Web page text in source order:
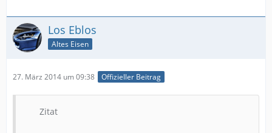
Los Eblos
Altes Eisen
27. März 2014 um 09:38 Offizieller Beitrag
Zitat